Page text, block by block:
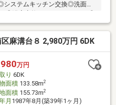
ステムキッチン交換◎洗面化
替（壁・天井）◎フローリン
◎根太や補強木材交換（一部）
門柱ポスト設置◎天井吊り下
トカバー交換◎ハウスクリーニ
２重サッシ設置（DK・１階洋
◆周辺には座間市役所や市立図
生活環境良好
麻溝台８ 2,980万円 6DK
万円
り 6DK
面積133.58m2
面積155.73m2
月 1987年8月(築39年1ヶ月)